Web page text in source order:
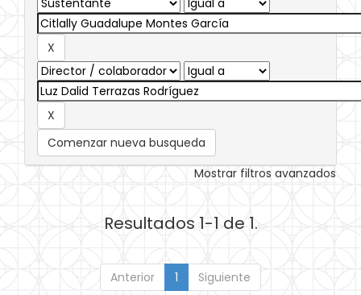
Comenzar nueva busqueda
Mostrar filtros avanzados
Resultados 1-1 de 1.
Anterior 1 Siguiente